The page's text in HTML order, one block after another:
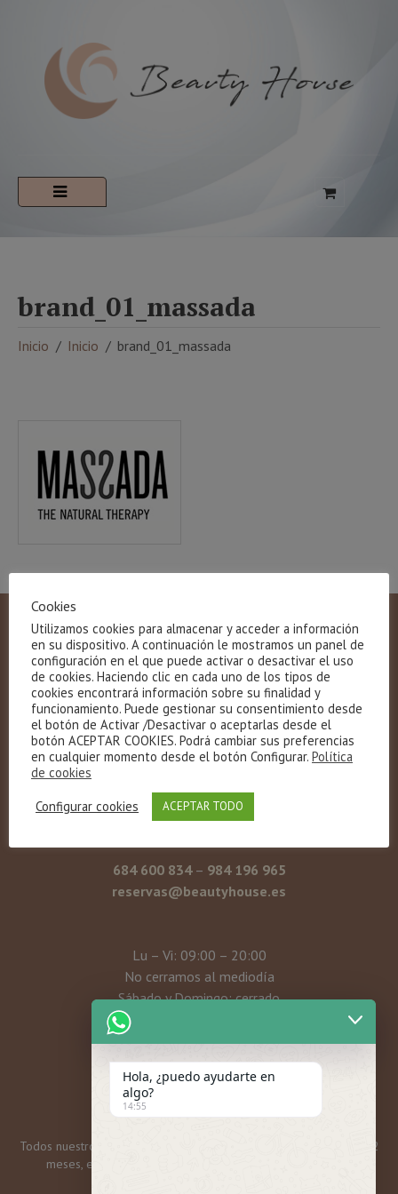
brand_01_massada
Inicio Inicio brand_01_massada
Gloria Fuertes, 28, bajo
684 600 834– 984 196 965
reservas@beautyhouse.es
Lu – Vi: 09:00 – 20:00
No cerramos al mediodía
Sábado y Domingo: cerrado
Mi cuenta
Todos nuestros bonos y tarjetas regalo tienen una caducidad de 12
meses, excepto las promos mensuales, que son 6 meses.
Cookies
Utilizamos cookies para almacenar y acceder a información
en su dispositivo. A continuación le mostramos un panel de
configuración en el que puede activar o desactivar el uso
de cookies. Haciendo clic en cada uno de los tipos de
cookies encontrará información sobre su finalidad y
funcionamiento. Puede gestionar su consentimiento desde
el botón de Activar /Desactivar o aceptarlas desde el
botón ACEPTAR COOKIES. Podrá cambiar sus preferencias
en cualquier momento desde el botón Configurar. Política
de cookies
Configurar cookies
ACEPTAR TODO
Hola, ¿puedo ayudarte en
algo?
14:55